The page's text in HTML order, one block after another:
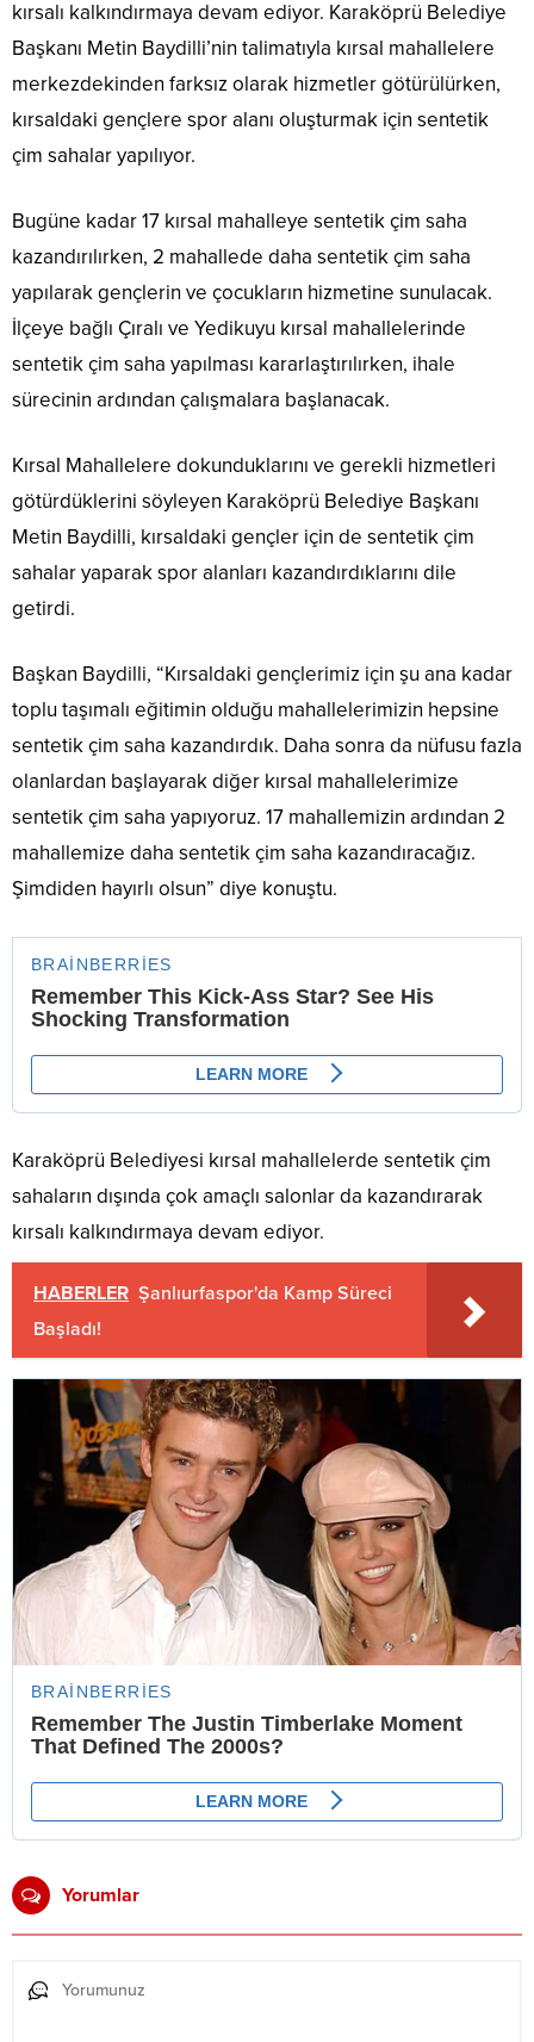
kırsalı kalkındırmaya devam ediyor. Karaköprü Belediye
Başkanı Metin Baydilli’nin talimatıyla kırsal mahallelere
merkezdekinden farksız olarak hizmetler götürülürken,
kırsaldaki gençlere spor alanı oluşturmak için sentetik
çim sahalar yapılıyor.
Bugüne kadar 17 kırsal mahalleye sentetik çim saha
kazandırılırken, 2 mahallede daha sentetik çim saha
yapılarak gençlerin ve çocukların hizmetine sunulacak.
İlçeye bağlı Çıralı ve Yedikuyu kırsal mahallelerinde
sentetik çim saha yapılması kararlaştırılırken, ihale
sürecinin ardından çalışmalara başlanacak.
Kırsal Mahallelere dokunduklarını ve gerekli hizmetleri
götürdüklerini söyleyen Karaköprü Belediye Başkanı
Metin Baydilli, kırsaldaki gençler için de sentetik çim
sahalar yaparak spor alanları kazandırdıklarını dile
getirdi.
Başkan Baydilli, “Kırsaldaki gençlerimiz için şu ana kadar
toplu taşımalı eğitimin olduğu mahallelerimizin hepsine
sentetik çim saha kazandırdık. Daha sonra da nüfusu fazla
olanlardan başlayarak diğer kırsal mahallelerimize
sentetik çim saha yapıyoruz. 17 mahallemizin ardından 2
mahallemize daha sentetik çim saha kazandıracağız.
Şimdiden hayırlı olsun” diye konuştu.
Karaköprü Belediyesi kırsal mahallelerde sentetik çim
sahaların dışında çok amaçlı salonlar da kazandırarak
kırsalı kalkındırmaya devam ediyor.
HABERLER Şanlıurfaspor'da Kamp Süreci
Başladı!
Yorumlar